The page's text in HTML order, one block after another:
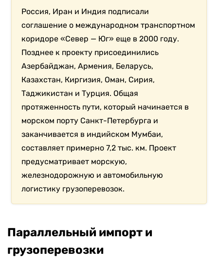
Россия, Иран и Индия подписали
соглашение о международном транспортном
коридоре «Север — Юг» еще в 2000 году.
Позднее к проекту присоединились
Азербайджан, Армения, Беларусь,
Казахстан, Киргизия, Оман, Сирия,
Таджикистан и Турция. Общая
протяженность пути, который начинается в
морском порту Санкт-Петербурга и
заканчивается в индийском Мумбаи,
составляет примерно 7,2 тыс. км. Проект
предусматривает морскую,
железнодорожную и автомобильную
логистику грузоперевозок.
Параллельный импорт и
грузоперевозки